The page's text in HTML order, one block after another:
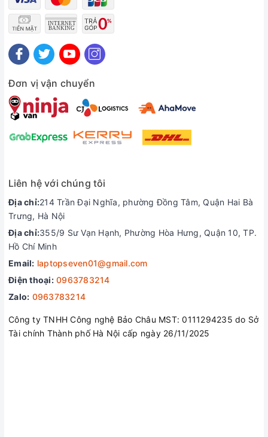
Đơn vị vận chuyển
Liên hệ với chúng tôi
Địa chỉ:214 Trần Đại Nghĩa, phường Đồng Tâm, Quận Hai Bà
Trưng, Hà Nội
Địa chỉ:355/9 Sư Vạn Hạnh, Phường Hòa Hưng, Quận 10, TP.
Hồ Chí Minh
Email: laptopseven01@gmail.com
Điện thoại: 0963783214
Zalo: 0963783214
Công ty TNHH Công nghệ Bảo Châu MST: 0111294235 do Sở
Tài chính Thành phố Hà Nội cấp ngày 26/11/2025